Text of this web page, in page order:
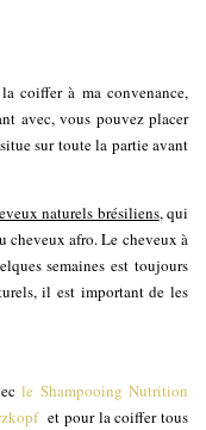
coiffer à ma convenance,
avec, vous pouvez placer
sur toute la partie avant
naturels brésiliens, qui
cheveux afro. Le cheveux à
semainesest toujours
il est important de les
le Shampooing Nutrition
et pour la coiffer tous